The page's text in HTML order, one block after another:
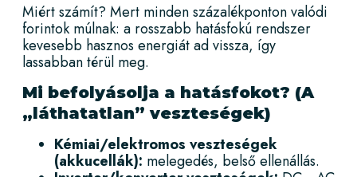
Miért számít? Mert minden százalékponton valódi
forintok múlnak: a rosszabb hatásfokú rendszer
kevesebb hasznos energiát ad vissza, így
lassabban térül meg.
Mi befolyásolja a hatásfokot? (A
„láthatatlan” veszteségek)
Kémiai/elektromos veszteségek
(akkucellák): melegedés, belső ellenállás.